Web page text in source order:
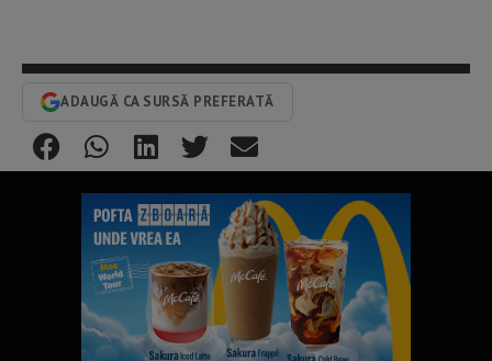
ADAUGĂ CA SURSĂ PREFERATĂ